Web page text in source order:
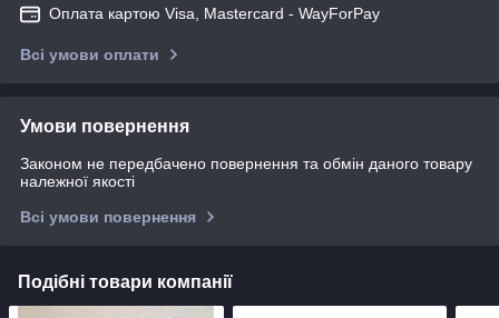
Оплата картою Visa, Mastercard - WayForPay
Всі умови оплати
Умови повернення
Законом не передбачено повернення та обмін даного товару
належної якості
Всі умови повернення
Подібні товари компанії